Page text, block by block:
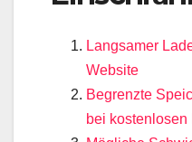
Langsamer
Website
Begrenzte
bei kostenlosen